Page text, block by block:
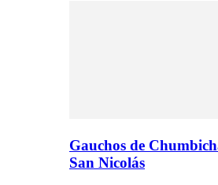
Gauchos de
San Nicolás